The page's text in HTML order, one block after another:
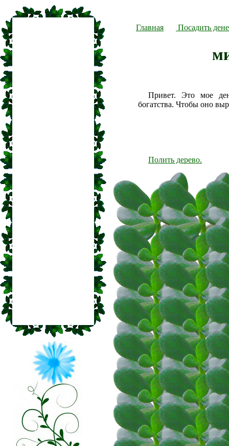
Главная Посадить
Привет. Это мое
богатства. Чтобы оно
Полить дерево.